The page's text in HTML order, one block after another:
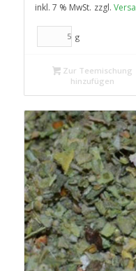
inkl. 7 % MwSt. zzgl.
g
Zur Teemischung
hinzufügen